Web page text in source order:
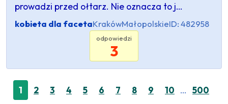
prowadzi przed ołtarz. Nie oznacza to j…
kobieta dla facetaKrakówMałopolskieID: 482958
odpowiedzi
3
1 2 3 4 5 6 7 8 9 10 …
500